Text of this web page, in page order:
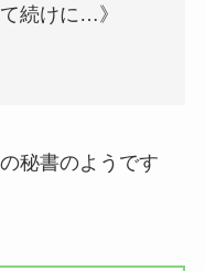
続けに…》
秘書のようです